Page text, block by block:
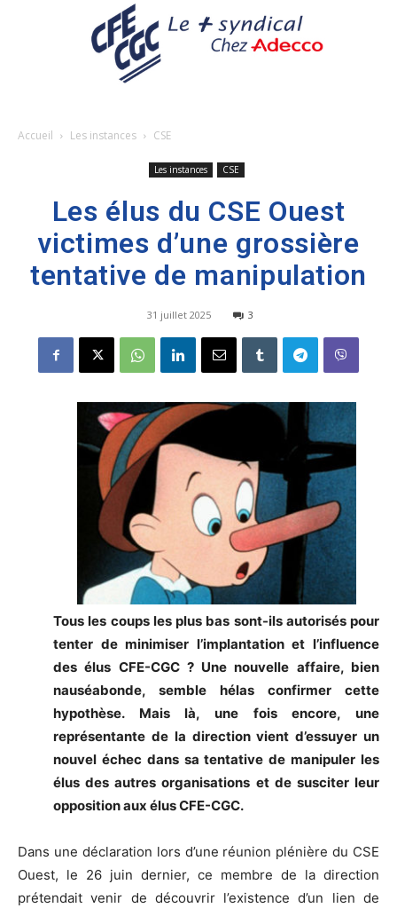
Accueil Les instances CSE
Les instances CSE
Les élus du CSE Ouest
victimes d’une grossière
tentative de manipulation
31 juillet 2025 3
Tous les coups les plus bas sont-ils autorisés pour
tenter de minimiser l’implantation et l’influence
des élus CFE-CGC ? Une nouvelle affaire, bien
nauséabonde, semble hélas confirmer cette
hypothèse. Mais là, une fois encore, une
représentante de la direction vient d’essuyer un
nouvel échec dans sa tentative de manipuler les
élus des autres organisations et de susciter leur
opposition aux élus CFE-CGC.
Dans une déclaration lors d’une réunion plénière du CSE
Ouest, le 26 juin dernier, ce membre de la direction
prétendait venir de découvrir l’existence d’un lien de